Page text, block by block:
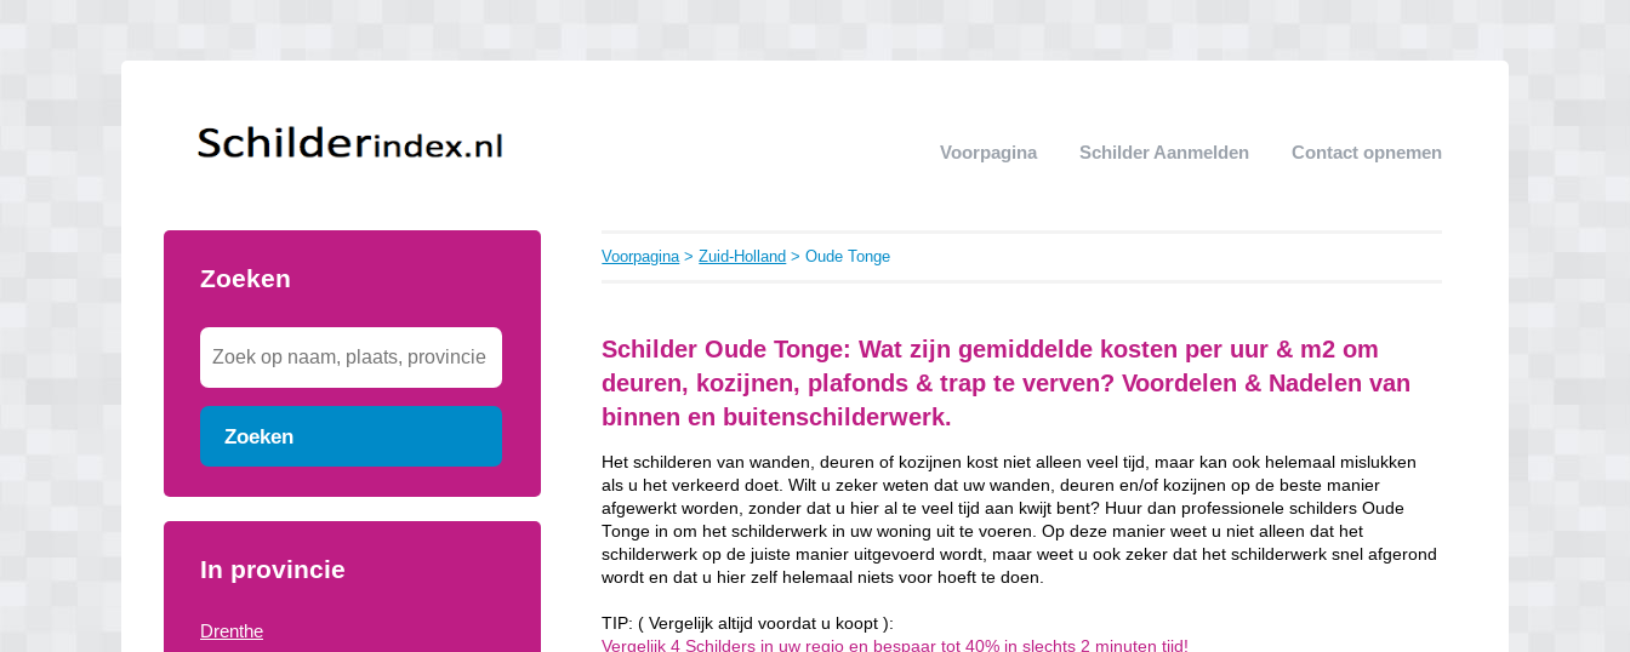
Voorpagina Schilder Aanmelden Contact opnemen
Zoeken
Zoeken
In provincie
Drenthe
Voorpagina>Zuid-Holland > Oude Tonge
Schilder Oude Tonge: Wat zijn gemiddelde kosten per uur & m2 om
deuren, kozijnen, plafonds & trap te verven? Voordelen & Nadelen van
binnen en buitenschilderwerk.
Het schilderen van wanden, deuren of kozijnen kost niet alleen veel tijd, maar kan ook helemaal mislukken
als u het verkeerd doet. Wilt u zeker weten dat uw wanden, deuren en/of kozijnen op de beste manier
afgewerkt worden, zonder dat u hier al te veel tijd aan kwijt bent? Huur dan professionele schilders Oude
Tonge in om het schilderwerk in uw woning uit te voeren. Op deze manier weet u niet alleen dat het
schilderwerk op de juiste manier uitgevoerd wordt, maar weet u ook zeker dat het schilderwerk snel afgerond
wordt en dat u hier zelf helemaal niets voor hoeft te doen.
TIP: ( Vergelijk altijd voordat u koopt ):
Vergelijk 4 Schilders in uw regio en bespaar tot 40% in slechts 2 minuten tijd!